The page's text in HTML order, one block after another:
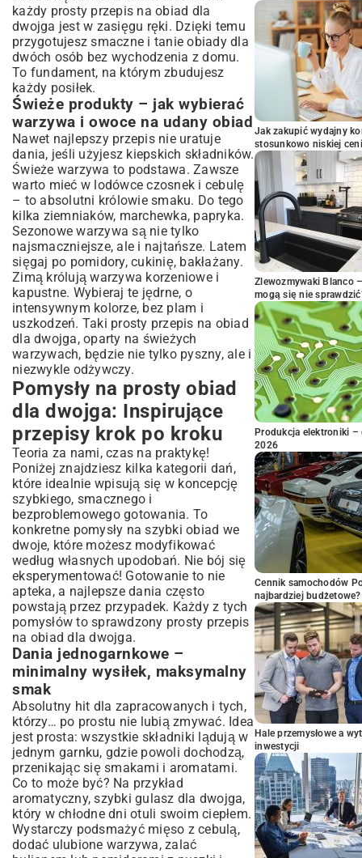
każdy prosty przepis na obiad dla
dwojga jest w zasięgu ręki. Dzięki temu
przygotujesz smaczne i tanie obiady dla
dwóch osób bez wychodzenia z domu.
To fundament, na którym zbudujesz
każdy posiłek.
Świeże produkty – jak wybierać
warzywa i owoce na udany obiad
Nawet najlepszy przepis nie uratuje
dania, jeśli użyjesz kiepskich składników.
Świeże warzywa to podstawa. Zawsze
warto mieć w lodówce czosnek i cebulę
– to absolutni królowie smaku. Do tego
kilka ziemniaków, marchewka, papryka.
Sezonowe warzywa są nie tylko
najsmaczniejsze, ale i najtańsze. Latem
sięgaj po pomidory, cukinię, bakłażany.
Zimą królują warzywa korzeniowe i
kapustne. Wybieraj te jędrne, o
intensywnym kolorze, bez plam i
uszkodzeń. Taki prosty przepis na obiad
dla dwojga, oparty na świeżych
warzywach, będzie nie tylko pyszny, ale i
niezwykle odżywczy.
Pomysły na prosty obiad
dla dwojga: Inspirujące
przepisy krok po kroku
Teoria za nami, czas na praktykę!
Poniżej znajdziesz kilka kategorii dań,
które idealnie wpisują się w koncepcję
szybkiego, smacznego i
bezproblemowego gotowania. To
konkretne pomysły na szybki obiad we
dwoje, które możesz modyfikować
według własnych upodobań. Nie bój się
eksperymentować! Gotowanie to nie
apteka, a najlepsze dania często
powstają przez przypadek. Każdy z tych
pomysłów to sprawdzony prosty przepis
na obiad dla dwojga.
Dania jednogarnkowe –
minimalny wysiłek, maksymalny
smak
Absolutny hit dla zapracowanych i tych,
którzy… po prostu nie lubią zmywać. Idea
jest prosta: wszystkie składniki lądują w
jednym garnku, gdzie powoli dochodzą,
przenikając się smakami i aromatami.
Co to może być? Na przykład
aromatyczny, szybki gulasz dla dwojga,
który w chłodne dni otuli swoim ciepłem.
Wystarczy podsmażyć mięso z cebulą,
dodać ulubione warzywa, zalać
Jak zakupić wydajny
stosunkowo niskiej
Zlewozmywaki Blanco
mogą się nie
Produkcja elektroniki –
2026
Cennik samochodów
najbardziej budżetowe?
Hale przemysłowe a
inwestycji